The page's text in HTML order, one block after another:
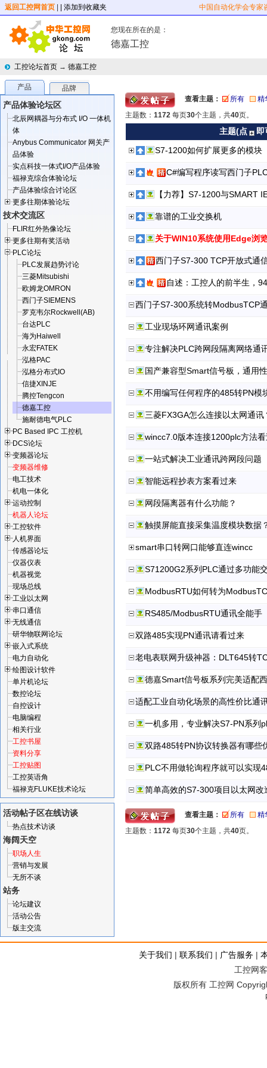
返回工控网首页 | 添加到收藏夹 中国自动化学会专家
您现在所在的是：
德嘉工控
工控论坛首页 → 德嘉工控
产品 品牌
产品体验论坛区
北辰网耦器与分布式 I/O 一体机
体
Anybus Communicator 网关产
品体验
实点科技一体式I/O产品体验
福禄克综合体验论坛
产品体验综合讨论区
更多往期体验论坛
技术交流区
FLIR红外热像论坛
更多往期有奖活动
PLC论坛
PLC发展趋势讨论
三菱Mitsubishi
欧姆龙OMRON
西门子SIEMENS
罗克韦尔Rockwell(AB)
台达PLC
海为Haiwell
永宏FATEK
泓格PAC
泓格分布式IO
信捷XINJE
腾控Tengcon
德嘉工控
施耐德电气PLC
PC Based IPC 工控机
DCS论坛
变频器论坛
变频器维修
电工技术
机电一体化
运动控制
机器人论坛
工控软件
人机界面
传感器论坛
仪器仪表
机器视觉
现场总线
工业以太网
串口通信
无线通信
研华物联网论坛
嵌入式系统
电力自动化
绘图设计软件
单片机论坛
数控论坛
自控设计
电脑编程
相关行业
工控书屋
资料分享
工控贴图
工控英语角
福禄克FLUKE技术论坛
活动帖子区在线访谈
热点技术访谈
海阔天空
职场人生
营销与发展
无所不谈
站务
论坛建议
活动公告
版主交流
查看主题： 所有
精
主题数： 1172 每页30个主题，共40页。
主题(点
S7-1200如何扩展更多的模块
C#编写程序读写西门子
【力荐】S7-1200与SMART
靠谱的工业交换机
西门子S7-300 TCP开放式通
自述：工控人的前半生，
西门子S7-300系统转ModbusTCP
工业现场环网通讯案例
专注解决PLC跨网段隔离网络通
国产兼容型Smart信号板，通用
不用编写任何程序的485转PN模
三菱FX3GA怎么连接以太网通讯
wincc7.0版本连接1200plc方法
一站式解决工业通讯跨网段问题
智能远程抄表方案看过来
网段隔离器有什么功能？
触摸屏能直接采集温度模块数据
smart串口转网口能够直连wincc
S71200G2系列PLC通过多功能
ModbusRTU如何转为
RS485/ModbusRTU通讯全能手
双路485实现PN通讯请看过来
老电表联网升级神器：DLT645转
德嘉Smart信号板系列完美适配
适配工业自动化场景的高性价比
一机多用，专业解决S7-PN系列
双路485转PN协议转换器有哪些
PLC不用做轮询程序就可以实现
简单高效的S7-300项目以太网改
查看主题： 所有
精
主题数： 1172 每页30个主题，共40页。
关于我们 | 联系我们 | 广告服务 |
工控网
版权所有 工控网